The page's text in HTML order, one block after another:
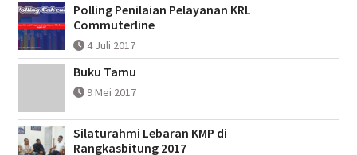
Polling Penilaian Pelayanan KRL
Commuterline
4 Juli 2017
Buku Tamu
9 Mei 2017
Silaturahmi Lebaran KMP di
Rangkasbitung 2017